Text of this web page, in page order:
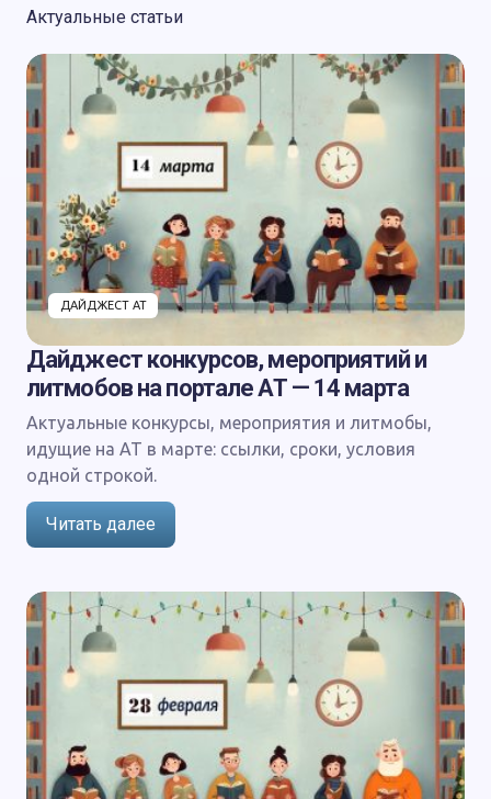
Актуальные статьи
ДАЙДЖЕСТ АТ
Дайджест конкурсов, мероприятий и
литмобов на портале АТ — 14 марта
Актуальные конкурсы, мероприятия и литмобы,
идущие на АТ в марте: ссылки, сроки, условия
одной строкой.
Читать далее